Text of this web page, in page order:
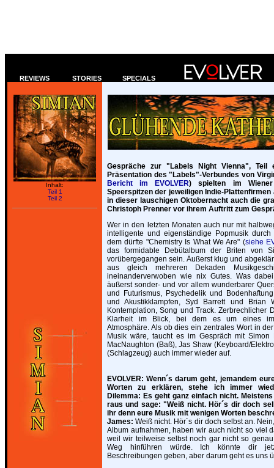
REVIEWS STORIES SPECIALS
Inhalt:
Teil 1
Teil 2
Gespräche zur "Labels Night Vienna", Teil
Präsentation des "Labels"-Verbundes von
Bericht im EVOLVER) spielten im
Speerspitzen der jeweiligen Indie-Plattenfirmen
in dieser lauschigen Oktobernacht auch die
Christoph Prenner vor ihrem Auftritt zum
Wer in den letzten Monaten auch nur mit
intelligente und eigenständige Popmusik
dem dürfte "Chemistry Is What We Are" (siehe
das formidable Debütalbum der Briten von
vorübergegangen sein. Äußerst klug und
aus gleich mehreren Dekaden
ineinanderverwoben wie nix Gutes. Was
äußerst sonder- und vor allem wunderbarer
und Futurismus, Psychedelik und
und Akustikklampfen, Syd Barrett und Brian
Kontemplation, Song und Track. Zerbrechlicher
Klarheit im Blick, bei dem es um eines im
Atmosphäre. Als ob dies ein zentrales Wort in
Musik wäre, taucht es im Gespräch mit Simon
MacNaughton (Baß), Jas Shaw (Keyboard/
(Schlagzeug) auch immer wieder auf.
EVOLVER: Wenn´s darum geht, jemandem
Worten zu erklären, stehe ich immer
Dilemma: Es geht ganz einfach nicht.
raus und sage: "Weiß nicht. Hör´s dir doch
ihr denn eure Musik mit wenigen Worten
James: Weiß nicht. Hör´s dir doch selbst an.
Album aufnahmen, haben wir auch nicht so viel
weil wir teilweise selbst noch gar nicht so
Weg hinführen würde. Ich könnte dir
Beschreibungen geben, aber darum geht es uns